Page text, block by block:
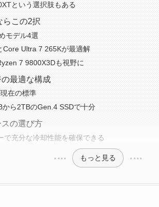
という選択肢もある
らこの2択
モデル4選
Core Ultra 7 265Kが最適解
7 9800X3Dも視野に
最適な構成
在の標準
から2TBのGen.4 SSDで十分
の選び方
で充分な冷却性能を確保できる
もっと見る